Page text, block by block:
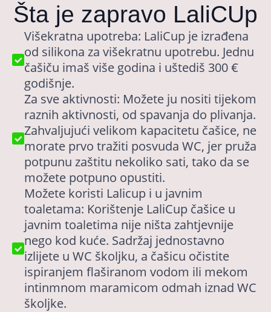
Šta je zapravo LaliCUp
Višekratna upotreba: LaliCup je izrađena
od silikona za višekratnu upotrebu. Jednu
čašiču imaš više godina i uštediš 300 €
godišnje.
Za sve aktivnosti: Možete ju nositi tijekom
raznih aktivnosti, od spavanja do plivanja.
Zahvaljujući velikom kapacitetu čašice, ne
morate prvo tražiti posvuda WC, jer pruža
potpunu zaštitu nekoliko sati, tako da se
možete potpuno opustiti.
Možete koristi Lalicup i u javnim
toaletama: Korištenje LaliCup čašice u
javnim toaletima nije ništa zahtjevnije
nego kod kuće. Sadržaj jednostavno
izlijete u WC školjku, a čašicu očistite
ispiranjem flaširanom vodom ili mekom
intinmnom maramicom odmah iznad WC
školjke.